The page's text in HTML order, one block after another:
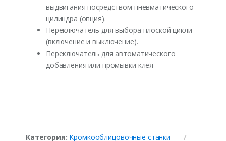
выдвигания посредством пневматического
цилиндра (опция).
Переключатель для выбора плоской цикли
(включение и выключение).
Переключатель для автоматического
добавления или промывки клея
Категория: Кромкооблицовочные станки